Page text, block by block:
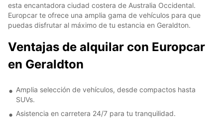
esta encantadora ciudad costera de Australia Occidental.
Europcar te ofrece una amplia gama de vehículos para que
puedas disfrutar al máximo de tu estancia en Geraldton.
Ventajas de alquilar con Europcar
en Geraldton
Amplia selección de vehículos, desde compactos hasta
SUVs.
Asistencia en carretera 24/7 para tu tranquilidad.